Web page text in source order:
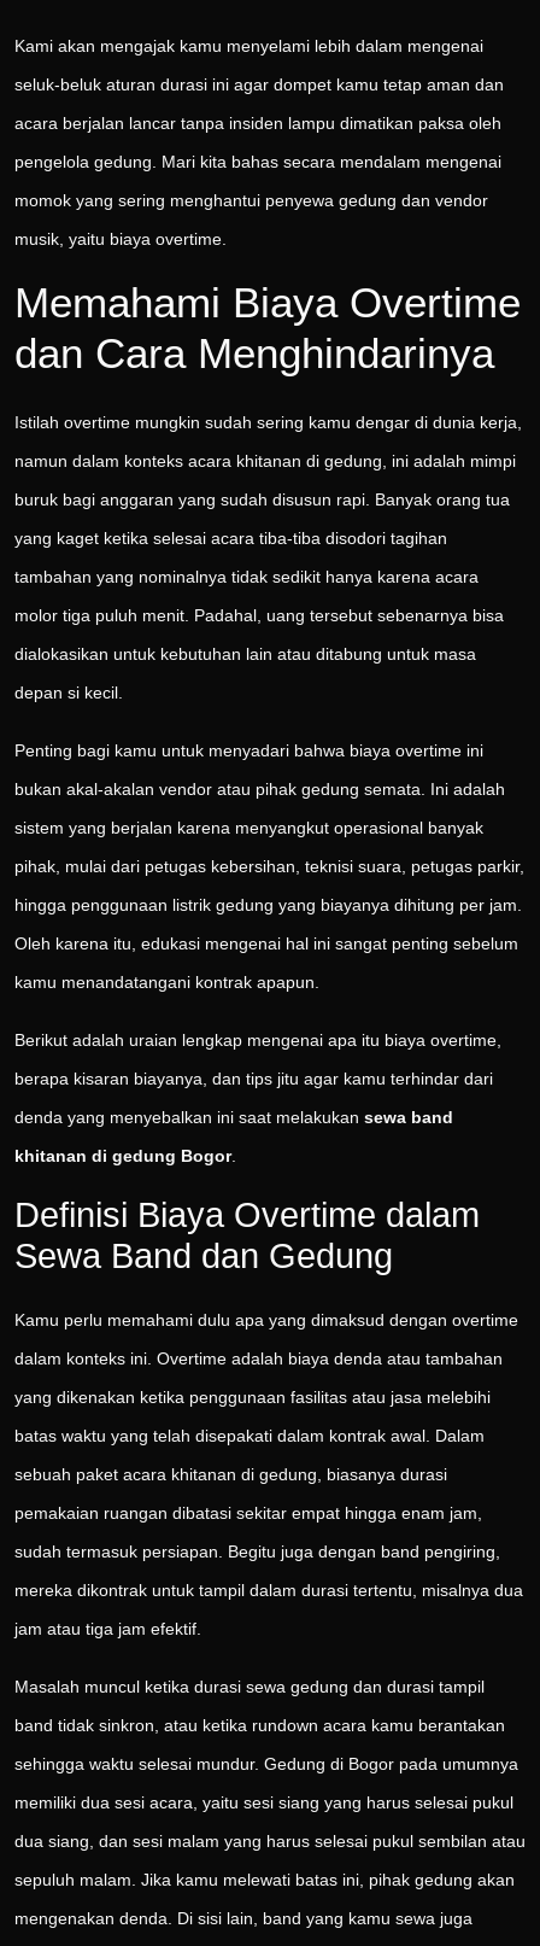
Kami akan mengajak kamu menyelami lebih dalam mengenai
seluk-beluk aturan durasi ini agar dompet kamu tetap aman dan
acara berjalan lancar tanpa insiden lampu dimatikan paksa oleh
pengelola gedung. Mari kita bahas secara mendalam mengenai
momok yang sering menghantui penyewa gedung dan vendor
musik, yaitu biaya overtime.
Memahami Biaya Overtime
dan Cara Menghindarinya
Istilah overtime mungkin sudah sering kamu dengar di dunia kerja,
namun dalam konteks acara khitanan di gedung, ini adalah mimpi
buruk bagi anggaran yang sudah disusun rapi. Banyak orang tua
yang kaget ketika selesai acara tiba-tiba disodori tagihan
tambahan yang nominalnya tidak sedikit hanya karena acara
molor tiga puluh menit. Padahal, uang tersebut sebenarnya bisa
dialokasikan untuk kebutuhan lain atau ditabung untuk masa
depan si kecil.
Penting bagi kamu untuk menyadari bahwa biaya overtime ini
bukan akal-akalan vendor atau pihak gedung semata. Ini adalah
sistem yang berjalan karena menyangkut operasional banyak
pihak, mulai dari petugas kebersihan, teknisi suara, petugas parkir,
hingga penggunaan listrik gedung yang biayanya dihitung per jam.
Oleh karena itu, edukasi mengenai hal ini sangat penting sebelum
kamu menandatangani kontrak apapun.
Berikut adalah uraian lengkap mengenai apa itu biaya overtime,
berapa kisaran biayanya, dan tips jitu agar kamu terhindar dari
denda yang menyebalkan ini saat melakukan sewa band
khitanan di gedung Bogor.
Definisi Biaya Overtime dalam
Sewa Band dan Gedung
Kamu perlu memahami dulu apa yang dimaksud dengan overtime
dalam konteks ini. Overtime adalah biaya denda atau tambahan
yang dikenakan ketika penggunaan fasilitas atau jasa melebihi
batas waktu yang telah disepakati dalam kontrak awal. Dalam
sebuah paket acara khitanan di gedung, biasanya durasi
pemakaian ruangan dibatasi sekitar empat hingga enam jam,
sudah termasuk persiapan. Begitu juga dengan band pengiring,
mereka dikontrak untuk tampil dalam durasi tertentu, misalnya dua
jam atau tiga jam efektif.
Masalah muncul ketika durasi sewa gedung dan durasi tampil
band tidak sinkron, atau ketika rundown acara kamu berantakan
sehingga waktu selesai mundur. Gedung di Bogor pada umumnya
memiliki dua sesi acara, yaitu sesi siang yang harus selesai pukul
dua siang, dan sesi malam yang harus selesai pukul sembilan atau
sepuluh malam. Jika kamu melewati batas ini, pihak gedung akan
mengenakan denda. Di sisi lain, band yang kamu sewa juga